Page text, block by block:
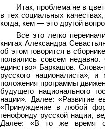
Итак, проблема не в
в тех социальных
когда, кем — это другой
Все это легко
книгах Александра
об этом говорится в
появились совсем
единство» Баркашов.
русского националиста»,
положения программы
будущего национального
нации». Далее: «Развитие
«Принуждение в любой
генофонду русской нации,
Далее: «В то же время